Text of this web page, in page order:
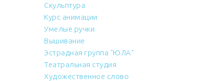
Скульптура
Курс анимации
Умелые ручки
Вышивание
Эстрадная группа "ЮЛА"
Театральная студия
Художественное слово